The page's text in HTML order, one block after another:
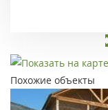
Похожие объекты